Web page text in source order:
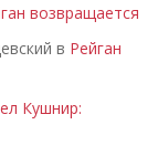
возвращается
в Рейган
Кушнир: